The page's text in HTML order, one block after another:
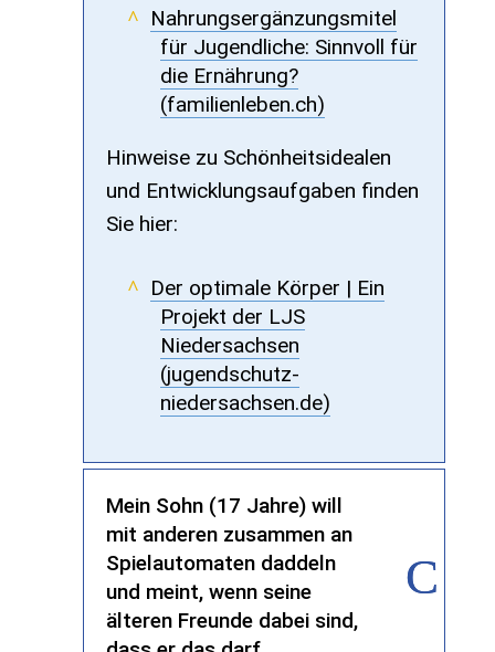
Nahrungsergänzungsmitel
für Jugendliche: Sinnvoll für
die Ernährung?
(familienleben.ch)
Hinweise zu Schönheitsidealen
und Entwicklungsaufgaben ﬁnden
Sie hier:
Der optimale Körper | Ein
Projekt der LJS
Niedersachsen
(jugendschutz-
niedersachsen.de)
Mein Sohn (17 Jahre) will
mit anderen zusammen an
Spielautomaten daddeln
und meint, wenn seine
älteren Freunde dabei sind,